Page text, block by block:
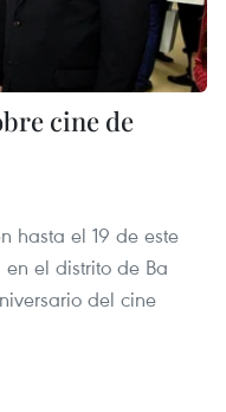
cine de
hasta el 19 de este
el distrito de Ba
del cine